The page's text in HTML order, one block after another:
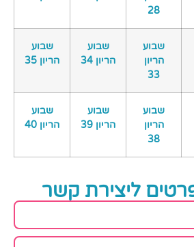
28
שבוע
הריון
33
שבוע
הריון 34
שבוע
הריון 35
שבוע
הריון
38
שבוע
הריון 39
שבוע
הריון 40
ליצירת קשר